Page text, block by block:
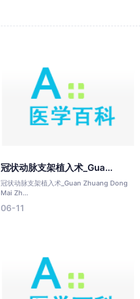
冠状动脉支架植入术_Gua...
冠状动脉支架植入术_Guan Zhuang Dong
Mai Zh...
06-11